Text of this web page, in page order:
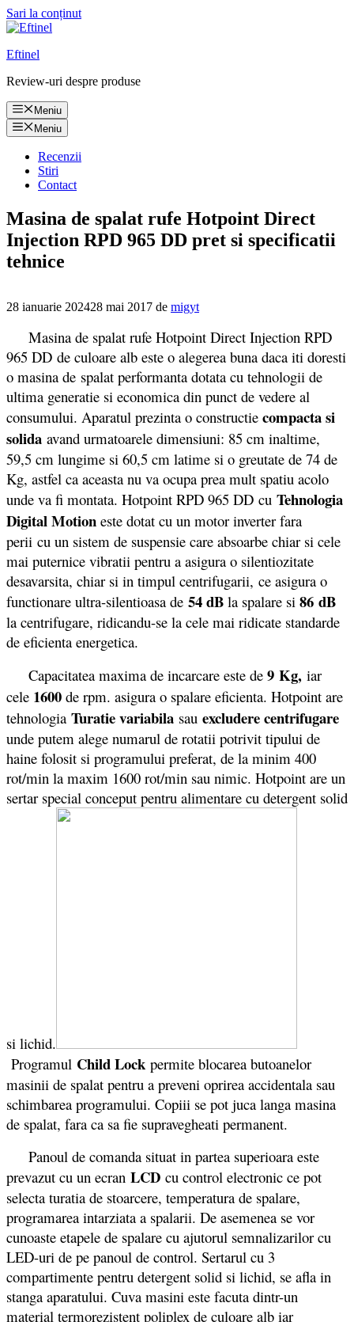
Sari la conținut
Eftinel
Review-uri despre produse
Meniu
Meniu
Recenzii
Stiri
Contact
Masina de spalat rufe Hotpoint Direct
Injection RPD 965 DD pret si specificatii
tehnice
28 ianuarie 202428 mai 2017 de migyt
Masina de spalat rufe Hotpoint Direct Injection RPD
965 DD de culoare alb este o alegerea buna daca iti doresti
o masina de spalat performanta dotata cu tehnologii de
ultima generatie si economica din punct de vedere al
consumului. Aparatul prezinta o constructie compacta si
solida avand urmatoarele dimensiuni: 85 cm inaltime,
59,5 cm lungime si 60,5 cm latime si o greutate de 74 de
Kg, astfel ca aceasta nu va ocupa prea mult spatiu acolo
unde va fi montata. Hotpoint RPD 965 DD cu Tehnologia
Digital Motion este dotat cu un motor inverter fara
perii cu un sistem de suspensie care absoarbe chiar si cele
mai puternice vibratii pentru a asigura o silentiozitate
desavarsita, chiar si in timpul centrifugarii, ce asigura o
functionare ultra-silentioasa de 54 dB la spalare si 86 dB
la centrifugare, ridicandu-se la cele mai ridicate standarde
de eficienta energetica.
Capacitatea maxima de incarcare este de 9 Kg, iar
cele 1600 de rpm. asigura o spalare eficienta. Hotpoint are
tehnologia Turatie variabila sau excludere centrifugare
unde putem alege numarul de rotatii potrivit tipului de
haine folosit si programului preferat, de la minim 400
rot/min la maxim 1600 rot/min sau nimic. Hotpoint are un
sertar special conceput pentru alimentare cu detergent solid
si lichid.
Programul Child Lock permite blocarea butoanelor
masinii de spalat pentru a preveni oprirea accidentala sau
schimbarea programului. Copiii se pot juca langa masina
de spalat, fara ca sa fie supravegheati permanent.
Panoul de comanda situat in partea superioara este
prevazut cu un ecran LCD cu control electronic ce pot
selecta turatia de stoarcere, temperatura de spalare,
programarea intarziata a spalarii. De asemenea se vor
cunoaste etapele de spalare cu ajutorul semnalizarilor cu
LED-uri de pe panoul de control. Sertarul cu 3
compartimente pentru detergent solid si lichid, se afla in
stanga aparatului. Cuva masini este facuta dintr-un
material termorezistent poliplex de culoare alb iar